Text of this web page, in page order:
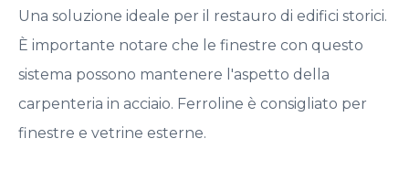
Una soluzione ideale per il restauro di edifici storici.
È importante notare che le finestre con questo
sistema possono mantenere l'aspetto della
carpenteria in acciaio. Ferroline è consigliato per
finestre e vetrine esterne.